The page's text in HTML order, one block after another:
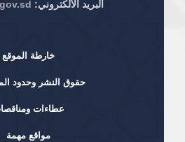
البريد الألكتروني:
خارطة الموقع
حقوق النشر وحدود
عطاءات
مواقع مهمة